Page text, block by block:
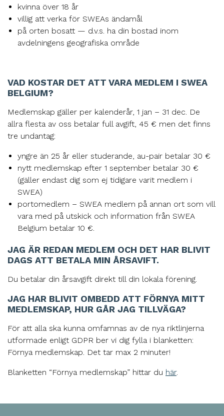
kvinna över 18 år
villig att verka för SWEAs ändamål
på orten bosatt — d.v.s. ha din bostad inom
avdelningens geografiska område
VAD KOSTAR DET ATT VARA MEDLEM I SWEA
BELGIUM?
Medlemskap gäller per kalenderår, 1 jan – 31 dec. De
allra flesta av oss betalar full avgift, 45 € men det finns
tre undantag:
yngre än 25 år eller studerande, au-pair betalar 30 €
nytt medlemskap efter 1 september betalar 30 €
(gäller endast dig som ej tidigare varit medlem i
SWEA)
portomedlem – SWEA medlem på annan ort som vill
vara med på utskick och information från SWEA
Belgium betalar 10 €.
JAG ÄR REDAN MEDLEM OCH DET HAR BLIVIT
DAGS ATT BETALA MIN ÅRSAVIFT.
Du betalar din årsavgift direkt till din lokala förening.
JAG HAR BLIVIT OMBEDD ATT FÖRNYA MITT
MEDLEMSKAP, HUR GÅR JAG TILLVÄGA?
För att alla ska kunna omfamnas av de nya riktlinjerna
utformade enligt GDPR ber vi dig fylla i blanketten:
Förnya medlemskap. Det tar max 2 minuter!
Blanketten “Förnya medlemskap” hittar du här.